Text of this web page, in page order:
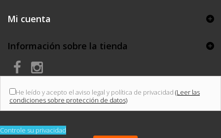
Mi cuenta
Información sobre la tienda
He leído y acepto el aviso legal y política de privacidad (Leer las
condiciones sobre protección de datos)
Controle su privacidad